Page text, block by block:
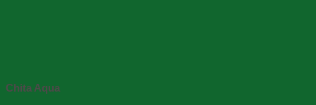
Chita Aqua